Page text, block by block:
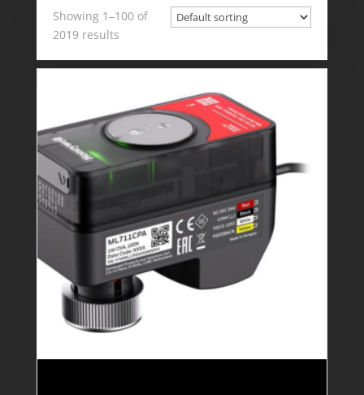
Showing 1–100 of
2019 results